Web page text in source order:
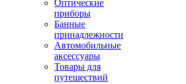
Оптические
приборы
Банные
принадлежности
Автомобильные
аксессуары
Товары для
путешествий